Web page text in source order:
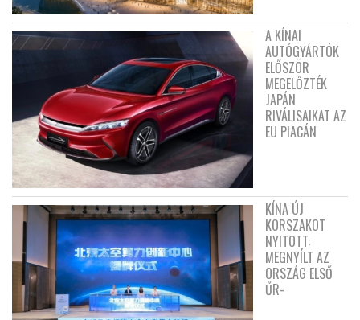
A KÍNAI
AUTÓGYÁRTÓK
ELŐSZÖR
MEGELŐZTÉK
JAPÁN
RIVÁLISAIKAT AZ
EU PIACÁN
KÍNA ÚJ
KORSZAKOT
NYITOTT:
MEGNYÍLT AZ
ORSZÁG ELSŐ
ŰR-